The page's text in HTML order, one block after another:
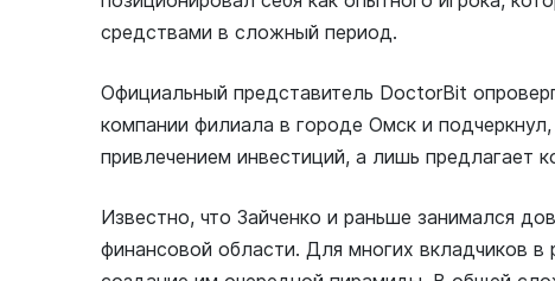
средствами в сложный период.
Официальный представитель DoctorBit
компании филиала в городе Омск и подчеркнул,
привлечением инвестиций, а лишь предлагает
Известно, что Зайченко и раньше занимался
финансовой области. Для многих вкладчиков в